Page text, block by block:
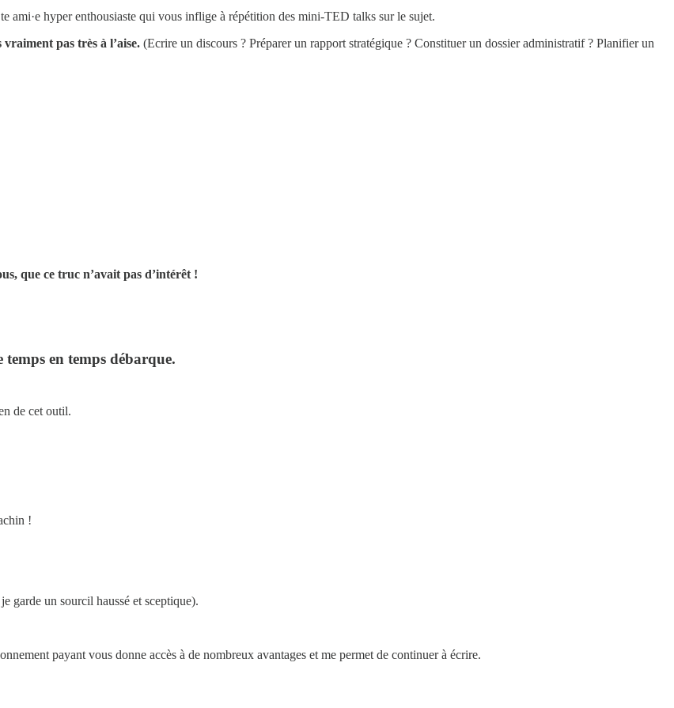
ami·e hyper enthousiaste qui vous inflige à répétition des mini-TED talks sur le sujet.
pas très à l’aise. (Ecrire un discours ? Préparer un rapport stratégique ? Constituer un dossier administratif ? Planifier un
que ce truc n’avait pas d’intérêt !
temps en temps débarque.
de cet outil.
!
garde un sourcil haussé et sceptique).
payant vous donne accès à de nombreux avantages et me permet de continuer à écrire.